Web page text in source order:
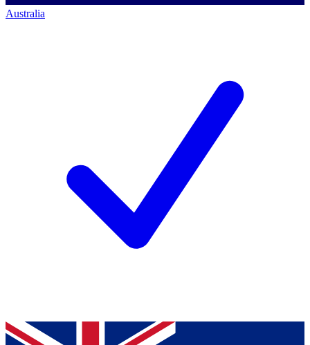
Australia